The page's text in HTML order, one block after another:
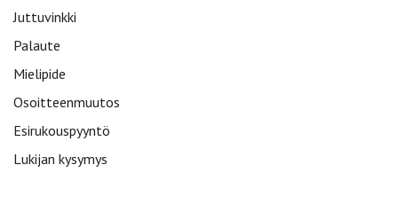
Juttuvinkki
Palaute
Mielipide
Osoitteenmuutos
Esirukouspyyntö
Lukijan kysymys